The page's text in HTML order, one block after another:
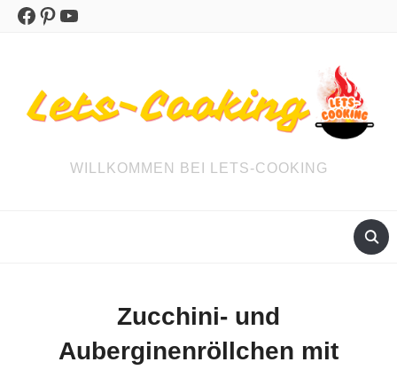
Facebook
Pinterest
YouTube
WILLKOMMEN BEI LETS-COOKING
Zucchini- und
Auberginenröllchen mit